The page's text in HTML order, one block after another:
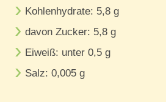
Kohlenhydrate: 5,8 g
davon Zucker: 5,8 g
Eiweiß: unter 0,5 g
Salz: 0,005 g